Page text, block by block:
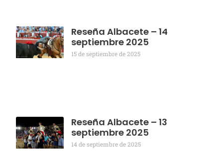
Reseña Albacete – 14
septiembre 2025
15 de septiembre de 2025
Reseña Albacete – 13
septiembre 2025
14 de septiembre de 2025